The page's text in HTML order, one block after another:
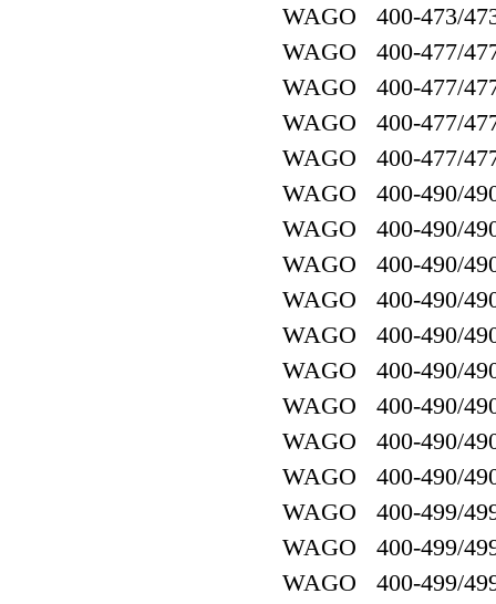
WAGO 400-473/
WAGO 400-477/
WAGO 400-477/
WAGO 400-477/
WAGO 400-477/
WAGO 400-490/
WAGO 400-490/
WAGO 400-490/
WAGO 400-490/
WAGO 400-490/
WAGO 400-490/
WAGO 400-490/
WAGO 400-490/
WAGO 400-490/
WAGO 400-499/
WAGO 400-499/
WAGO 400-499/